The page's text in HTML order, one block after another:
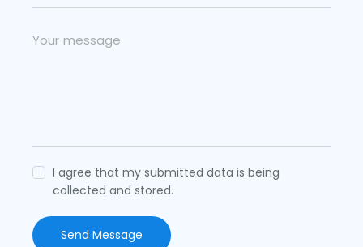
I agree that my submitted data is being
collected and stored.
Send Message